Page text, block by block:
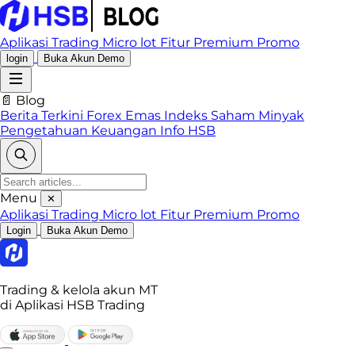
Aplikasi Trading Micro lot Fitur Premium Promo
login Buka Akun Demo
📄 Blog
Berita Terkini Forex Emas Indeks Saham Minyak
Pengetahuan Keuangan Info HSB
Menu ✕
Aplikasi Trading Micro lot Fitur Premium Promo
Login Buka Akun Demo
Trading & kelola akun MT
di Aplikasi HSB Trading